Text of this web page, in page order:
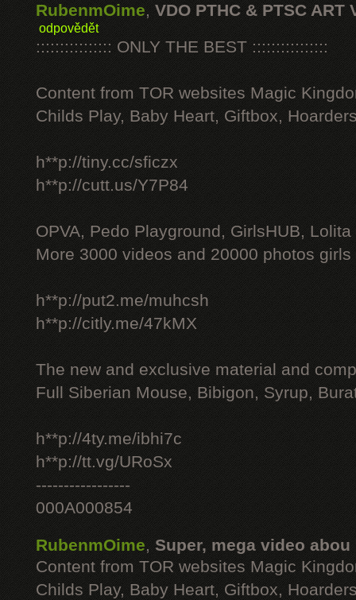
RubenmOime, VDO PTHC & PTSC ART
odpovědět
:::::::::::::::: ONLY THE BEST ::::::::::::::::
Content from TOR websites Magic
Childs Play, Baby Heart, Giftbox,
h**p://tiny.cc/sficzx
h**p://cutt.us/Y7P84
OPVA, Pedo Playground, GirlsHUB, Lolita
More 3000 videos and 20000 photos
h**p://put2.me/muhcsh
h**p://citly.me/47kMX
The new and exclusive material and
Full Siberian Mouse, Bibigon, Syrup,
h**p://4ty.me/ibhi7c
h**p://tt.vg/URoSx
-----------------
000A000854
RubenmOime, Super, mega video abou
Content from TOR websites Magic
Childs Play, Baby Heart, Giftbox,